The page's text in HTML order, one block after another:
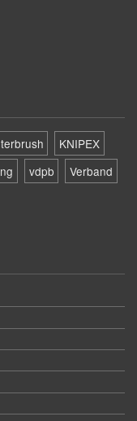
KNIPEX
vdpb
Verband